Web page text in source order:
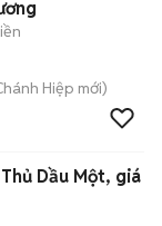
Hiệp mới)
Dầu Một, giá